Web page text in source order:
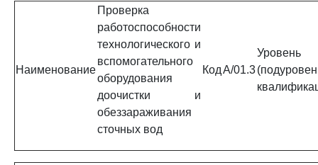
Наименование
Проверка
работоспособности
технологического и
вспомогательного
оборудования
доочистки и
обеззараживания
сточных вод
КодA/01.3
Уровень